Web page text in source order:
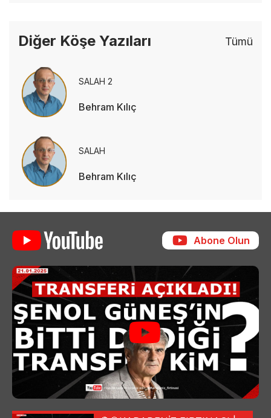
Diğer Köşe Yazıları Tümü
SALAH 2
Behram Kılıç
SALAH
Behram Kılıç
Abone Olun